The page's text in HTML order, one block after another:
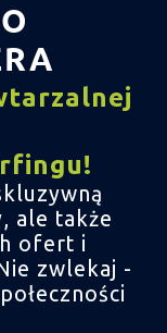
ale także
ofert i
zwlekaj -